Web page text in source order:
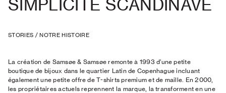
SIMPLICITÉ SCANDINAVE
STORIES /NOTRE HISTOIRE
La création de Samsøe & Samsøe remonte à 1993 d’une petite
boutique de bijoux dans le quartier Latin de Copenhague incluant
également une petite offre de T-shirts premium et de maille. En 2000,
les propriétaires actuels reprennent la marque, la transforment en une